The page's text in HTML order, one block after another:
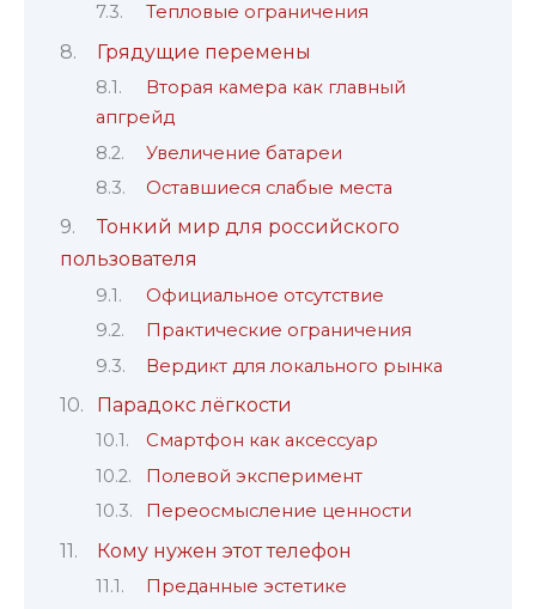
Тепловые ограничения
Грядущие перемены
Вторая камера как главный
апгрейд
Увеличение батареи
Оставшиеся слабые места
Тонкий мир для российского
пользователя
Официальное отсутствие
Практические ограничения
Вердикт для локального рынка
Парадокс лёгкости
Смартфон как аксессуар
Полевой эксперимент
Переосмысление ценности
Кому нужен этот телефон
Преданные эстетике